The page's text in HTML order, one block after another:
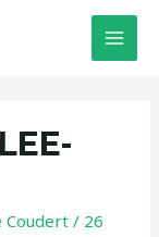
Coudert/ 26